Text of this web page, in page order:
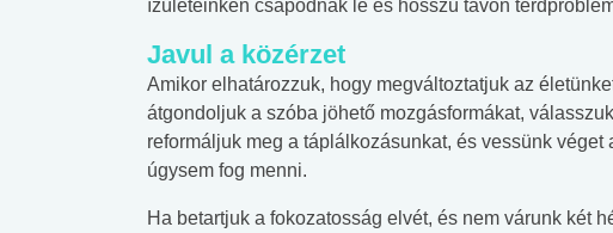
ízületeinken csapódnak le és hosszú távon
Javul a közérzet
Amikor elhatározzuk, hogy megváltoztatjuk az
átgondoljuk a szóba jöhető mozgásformákat,
reformáljuk meg a táplálkozásunkat, és vessünk
úgysem fog menni.
Ha betartjuk a fokozatosság elvét, és nem várunk két